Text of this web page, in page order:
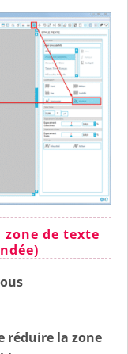
zone de texte
réduire la zone